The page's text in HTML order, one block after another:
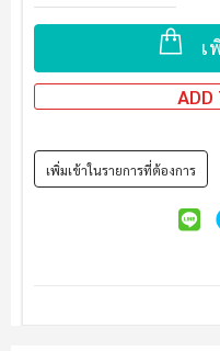
เ
ADD
เพิ่มเข้าในรายการที่ต้องการ